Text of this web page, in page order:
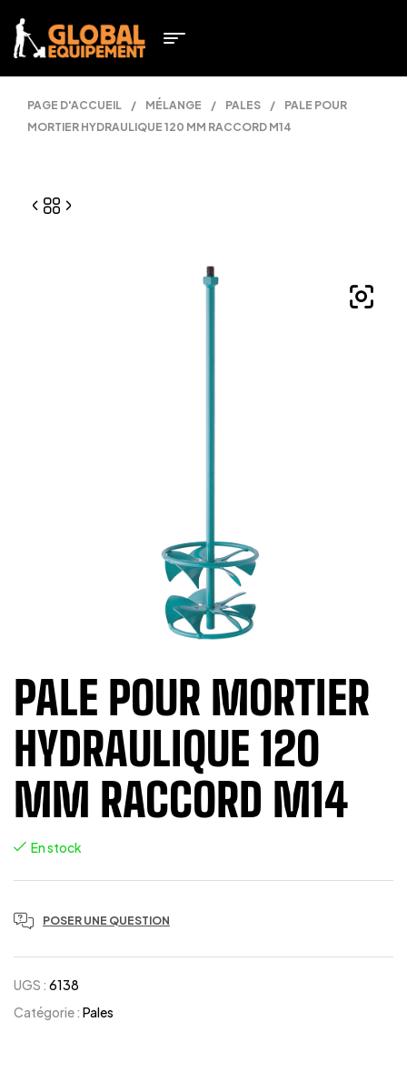
PAGE D'ACCUEIL / MÉLANGE / PALES /
PALE POUR
MORTIER HYDRAULIQUE 120 MM RACCORD M14
PALE POUR MORTIER
HYDRAULIQUE 120
MM RACCORD M14
En stock
POSER UNE QUESTION
UGS : 6138
Catégorie : Pales